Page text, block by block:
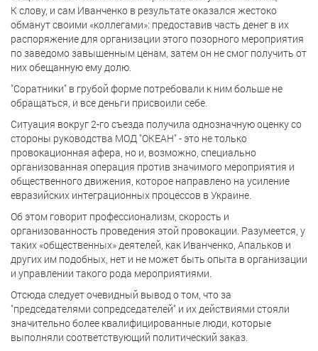
К слову, и сам Иванченко в результате оказался жестоко
обманут своими «коллегами»: предоставив часть денег в их
распоряжение для организации этого позорного мероприятия
по заведомо завышенным ценам, затем он не смог получить от
них обещанную ему долю.
"Соратники" в грубой форме потребовали к ним больше не
обращаться, и все деньги присвоили себе.
Ситуация вокруг 2-го съезда получила однозначную оценку со
стороны руководства МОД "ОКЕАН" - это не только
провокационная афера, но и, возможно, специально
организованная операция против значимого мероприятия и
общественного движения, которое направлено на усиление
евразийских интеграционных процессов в Украине.
Об этом говорит профессионализм, скорость и
организованность проведения этой провокации. Разумеется, у
таких «общественных» деятелей, как Иванченко, Апальков и
других им подобных, нет и не может быть опыта в организации
и управлении такого рода мероприятиями.
Отсюда следует очевидный вывод о том, что за
"председателями сопредседателей" и их действиями стояли
значительно более квалифицированные люди, которые
выполняли соответствующий политический заказ.